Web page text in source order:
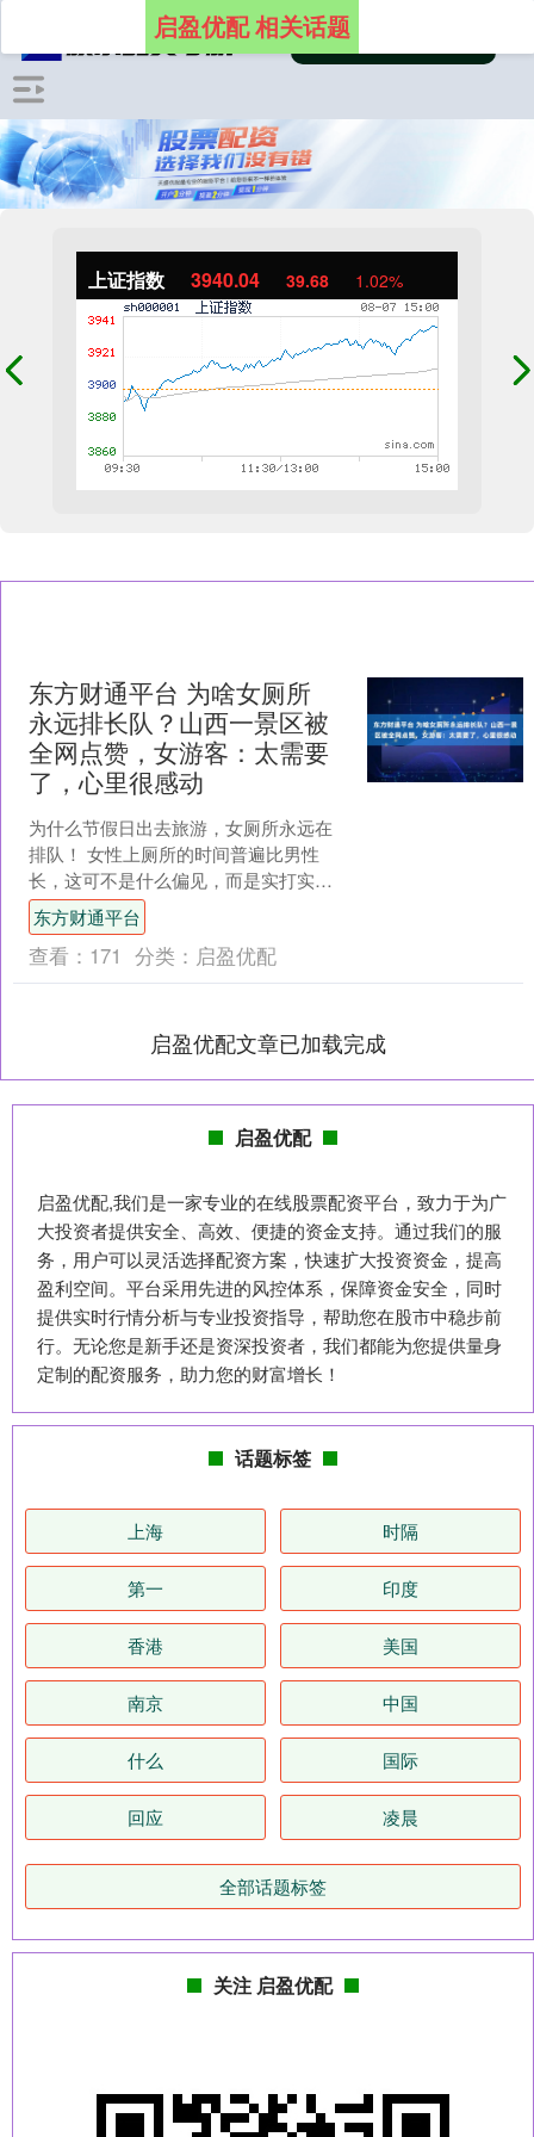
上证指数 3940.04 39.68 1.02%
启盈优配 相关话题
东方财通平台 为啥女厕所
永远排长队？山西一景区被
全网点赞，女游客：太需要
了，心里很感动
为什么节假日出去旅游，女厕所永远在
排队！ 女性上厕所的时间普遍比男性
长，这可不是什么偏见，而是实打实的
生理差异造成的。此外，女性光是整理
衣物，就得比男性多花不少....
东方财通平台
查看： 171 分类： 启盈优配
启盈优配文章已加载完成
启盈优配
启盈优配,我们是一家专业的在线股票配资平台，致力于为广
大投资者提供安全、高效、便捷的资金支持。通过我们的服
务，用户可以灵活选择配资方案，快速扩大投资资金，提高
盈利空间。平台采用先进的风控体系，保障资金安全，同时
提供实时行情分析与专业投资指导，帮助您在股市中稳步前
行。无论您是新手还是资深投资者，我们都能为您提供量身
定制的配资服务，助力您的财富增长！
话题标签
上海 时隔
第一 印度
香港 美国
南京 中国
什么 国际
回应 凌晨
全部话题标签
关注 启盈优配